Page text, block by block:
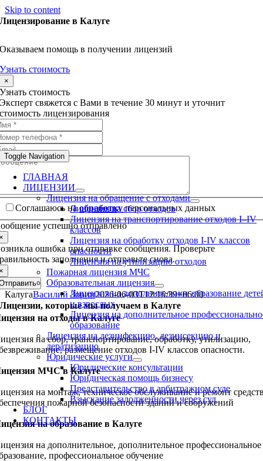
Skip to content
Toggle Navigation
ГЛАВНАЯ
ЛИЦЕНЗИИ
Лицензия на обращение с отходами
Лицензия на сбор отходов
Лицензия на транспортирование отходов I–IV
классов
Лицензия на обработку отходов I-IV классов
опасности
Лицензия на утилизацию отходов
Пожарная лицензия МЧС
Образовательная лицензия
Лицензия на дополнительное образование
и взрослых
Лицензия на дополнительное
образование
Лицензия на дезинфекцию, дезинсекцию и
дератизацию
Юридические услуги
Юридические консультации
Юридическая помощь бизнесу
Представительство в арбитражном суде
Взыскание задолженности через суд
БЛОГ
КОНТАКТЫ
Лицензирование в Калуге
Оказываем помощь в получении лицензий
Узнать стоимость
×
Узнать стоимость
Эксперт свяжется с Вами в течение 30 минут и уточнит
стоимость лицензирования
Соглашаюсь наобработкуперсональных данных
успешно отправлено
ошибка при отправке сообщения. Проверьте
заполнения и отправьте снова.
КалугаВасилий Зорин2026-06-03T12:16:39+06:00
Лицензии, которые мы получаем в Калуге
на отходы в Калуге
на сбор, транспортирование, обработку, утилизацию,
размещение отходов I-IV классов опасности.
МЧС в Калуге
на монтаж, техническое обслуживание и ремонт
пожарной безопасности зданий и сооружений
на образование в Калуге
на дополнительное, дополнительное профессиональное
профессиональное обучение